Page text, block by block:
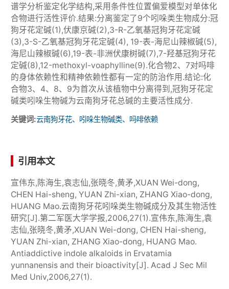
谱学分析鉴定化学结构,采用条件性位置偏爱模型对单体化
合物进行活性评价.结果:分离鉴定了9个吲哚类生物成分:冠
狗牙花定碱(1),伏康京碱(2),3-R-乙氧基冠狗牙花定碱
(3),3-S-乙氧基冠狗牙花定碱(4), 19-表-海尼山辣椒碱(5),
海尼山辣椒碱(6),19-表-非洲伏康树碱(7),7-羟基冠狗牙花
定碱(8),12-methoxyl-voaphylline(9).化合物2、7对吗啡
的身体依赖性和精神依赖性都有一定的防治作用.结论:化
合物3、4、8、9为首次从该植物中分离得到,冠狗牙花定
碱类吲哚生物碱为云南狗牙花总碱的主要活性成分.
关键词:云南狗牙花、吲哚生物碱类、吗啡依赖
引用本文
宣伟东,陈海生,袁志仙,张晓冬,黄矛,XUAN Wei-dong,
CHEN Hai-sheng, YUAN Zhi-xian, ZHANG Xiao-dong,
HUANG Mao.云南狗牙花吲哚类生物碱成分及其生物活性
研究[J].第二军医大学学报,2006,27(1).宣伟东,陈海生,袁
志仙,张晓冬,黄矛,XUAN Wei-dong, CHEN Hai-sheng,
YUAN Zhi-xian, ZHANG Xiao-dong, HUANG Mao.
Antiaddictive indole alkaloids in Ervatamia
yunnanensis and their bioactivity[J]. Acad J Sec Mil
Med Univ,2006,27(1).